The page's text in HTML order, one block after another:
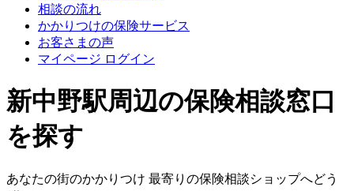
相談の流れ
かかりつけの保険サービス
お客さまの声
マイページ ログイン
新中野駅周辺の保険相談窓口
を探す
あなたの街のかかりつけ 最寄りの保険相談ショップへどう